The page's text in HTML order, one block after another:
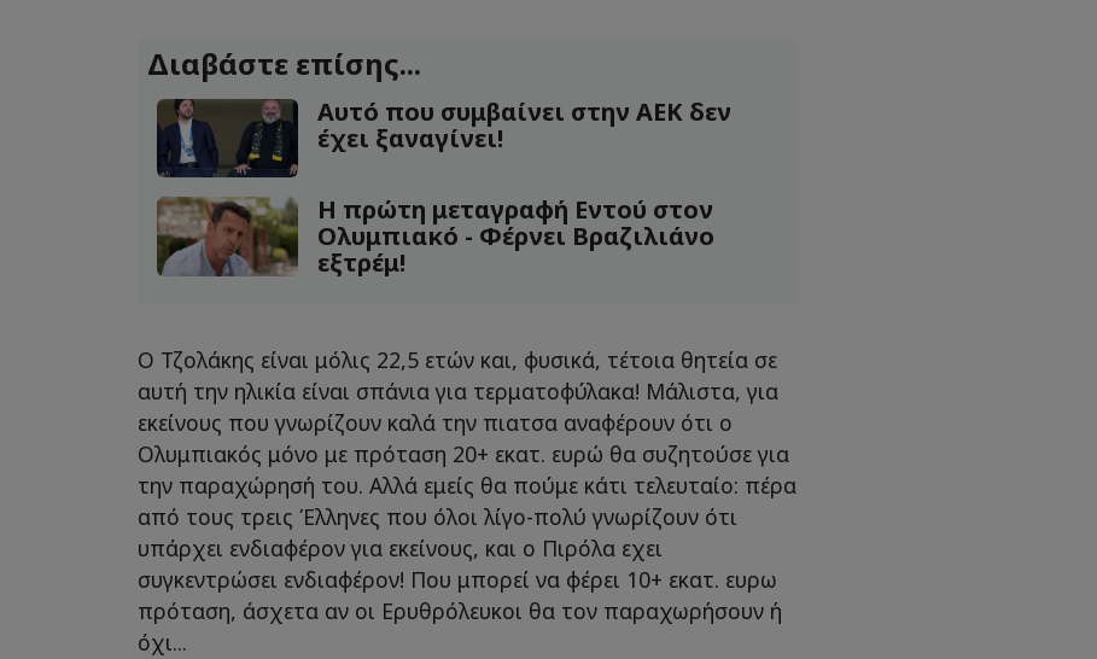
Διαβάστε επίσης...
Αυτό που συμβαίνει στην ΑΕΚ δεν
έχει ξαναγίνει!
Η πρώτη μεταγραφή Εντού στον
Ολυμπιακό - Φέρνει Βραζιλιάνο
εξτρέμ!
Ο Τζολάκης είναι μόλις 22,5 ετών και, φυσικά, τέτοια θητεία σε
αυτή την ηλικία είναι σπάνια για τερματοφύλακα! Μάλιστα, για
εκείνους που γνωρίζουν καλά την πιατσα αναφέρουν ότι ο
Ολυμπιακός μόνο με πρόταση 20+ εκατ. ευρώ θα συζητούσε για
την παραχώρησή του. Αλλά εμείς θα πούμε κάτι τελευταίο: πέρα
από τους τρεις Έλληνες που όλοι λίγο-πολύ γνωρίζουν ότι
υπάρχει ενδιαφέρον για εκείνους, και ο Πιρόλα εχει
συγκεντρώσει ενδιαφέρον! Που μπορεί να φέρει 10+ εκατ. ευρω
πρόταση, άσχετα αν οι Ερυθρόλευκοι θα τον παραχωρήσουν ή
όχι...